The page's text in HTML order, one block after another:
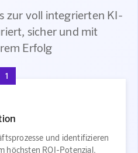
zur voll integrierten KI-
sicher und mit
Erfolg
1
und identifizieren
höchsten ROI-Potenzial.